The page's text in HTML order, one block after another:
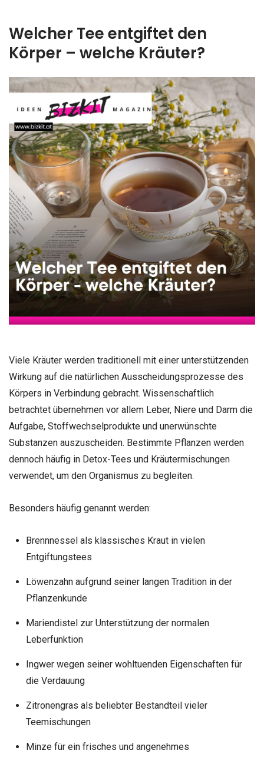
Welcher Tee entgiftet den
Körper – welche Kräuter?
Viele Kräuter werden traditionell mit einer unterstützenden
Wirkung auf die natürlichen Ausscheidungsprozesse des
Körpers in Verbindung gebracht. Wissenschaftlich
betrachtet übernehmen vor allem Leber, Niere und Darm die
Aufgabe, Stoffwechselprodukte und unerwünschte
Substanzen auszuscheiden. Bestimmte Pflanzen werden
dennoch häufig in Detox-Tees und Kräutermischungen
verwendet, um den Organismus zu begleiten.
Besonders häufig genannt werden:
Brennnessel als klassisches Kraut in vielen
Entgiftungstees
Löwenzahn aufgrund seiner langen Tradition in der
Pflanzenkunde
Mariendistel zur Unterstützung der normalen
Leberfunktion
Ingwer wegen seiner wohltuenden Eigenschaften für
die Verdauung
Zitronengras als beliebter Bestandteil vieler
Teemischungen
Minze für ein frisches und angenehmes